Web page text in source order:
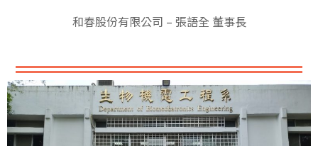
和春股份有限公司 – 張語全 董事長